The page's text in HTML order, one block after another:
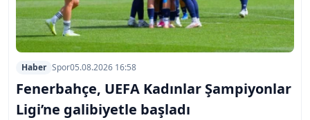
Haber Spor05.08.2026 16:58
Fenerbahçe, UEFA Kadınlar Şampiyonlar
Ligi’ne galibiyetle başladı